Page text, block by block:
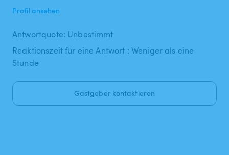
Profil ansehen
Antwortquote: Unbestimmt
Reaktionszeit für eine Antwort : Weniger als eine
Stunde
Gastgeber kontaktieren